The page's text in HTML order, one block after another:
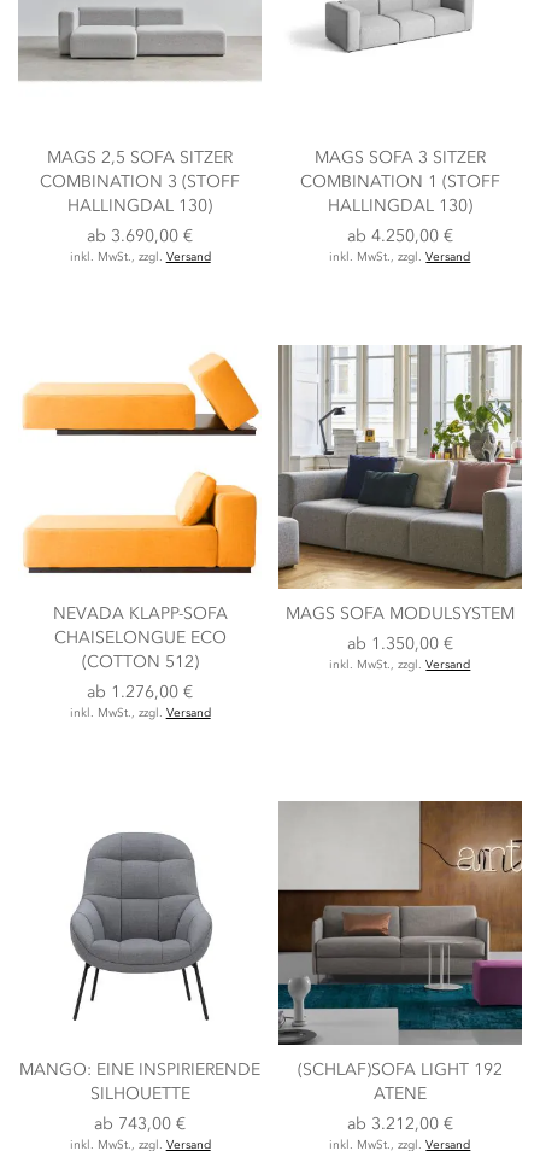
MAGS 2,5 SOFA SITZER
COMBINATION 3 (STOFF
HALLINGDAL 130)
ab 3.690,00 €
inkl. MwSt., zzgl. Versand
MAGS SOFA 3 SITZER
COMBINATION 1 (STOFF
HALLINGDAL 130)
ab 4.250,00 €
inkl. MwSt., zzgl.Versand
NEVADA KLAPP-SOFA
CHAISELONGUE ECO
(COTTON 512)
ab 1.276,00 €
inkl. MwSt., zzgl. Versand
MAGS SOFA MODULSYSTEM
ab 1.350,00 €
inkl. MwSt., zzgl.Versand
MANGO: EINE INSPIRIERENDE
SILHOUETTE
ab 743,00 €
inkl. MwSt., zzgl. Versand
(SCHLAF)SOFA LIGHT 192
ATENE
ab 3.212,00 €
inkl. MwSt., zzgl.Versand